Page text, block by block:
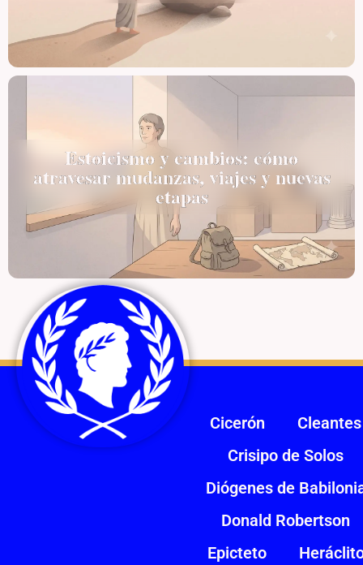
Estoicismo y cambios: cómo
atravesar mudanzas, viajes y nuevas
etapas
Cicerón
Cleantes
Crisipo de Solos
Diógenes de
Donald Robertson
Epicteto